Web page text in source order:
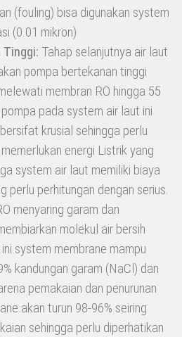
(fouling) bisa digunakan system
(0.01 mikron)
Tinggi: Tahap selanjutnya air laut
pompa bertekanan tinggi
membran RO hingga 55
pada system air laut ini
krusial sehingga perlu
energi Listrik yang
system air laut memiliki biaya
perlu perhitungan dengan serius.
menyaring garam dan
molekul air bersih
system membrane mampu
kandungan garam (NaCl) dan
pemakaian dan penurunan
akan turun 98-96% seiring
sehingga perlu diperhatikan